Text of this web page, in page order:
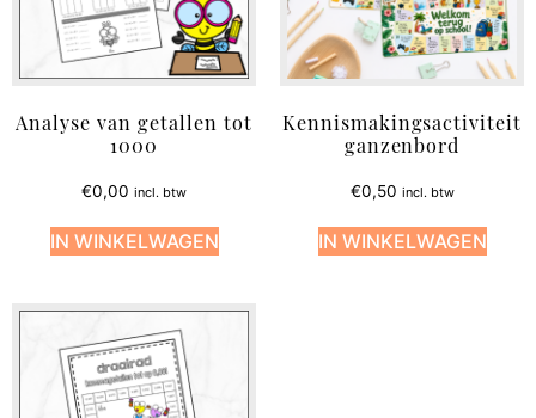
Analyse van getallen tot
1000
€0,00 incl. btw
IN WINKELWAGEN
Kennismakingsactiviteit
ganzenbord
€0,50 incl. btw
IN WINKELWAGEN